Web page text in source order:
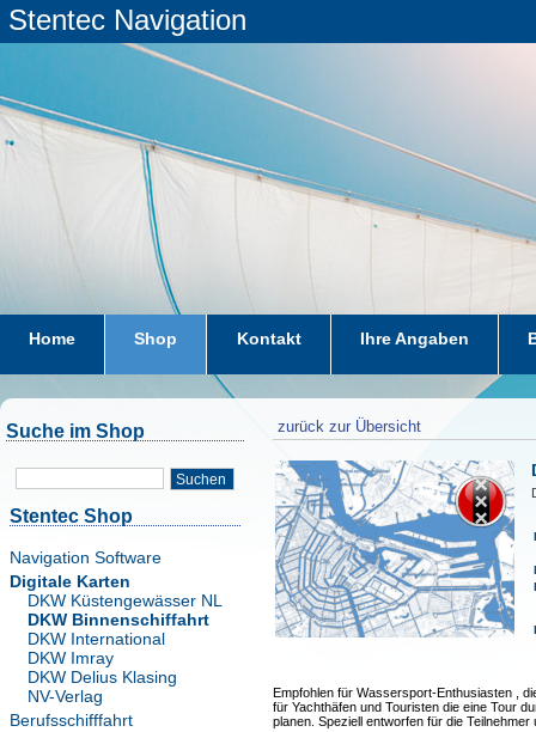
Stentec Navigation
Home Shop Kontakt Ihre Angaben
Suche im Shop
Suchen
Stentec Shop
Navigation Software
Digitale Karten
DKW Küstengewässer NL
DKW Binnenschiffahrt
DKW International
DKW Imray
DKW Delius Klasing
NV-Verlag
Berufsschifffahrt
zurück zur Übersicht
Empfohlen für Wassersport-Enthusiasten ,
für Yachthäfen und Touristen die eine Tour
planen. Speziell entworfen für die